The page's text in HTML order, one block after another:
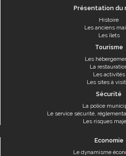
Présentation du
Histoire
Les anciens
Les îlets
Tourisme
Les
La
Les activités
Les sites à
Sécurité
La police
Le service sécurité,
Les risques
Economie
Le dynamisme